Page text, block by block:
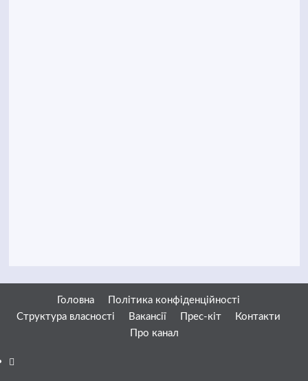
Головна
Політика конфіденційності
Структура власності
Вакансії Прес-кіт
Контакти
Про канал
Facebook